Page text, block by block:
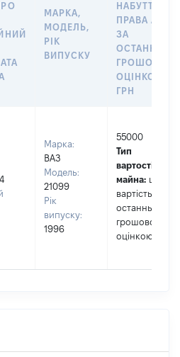
МАРКА,
МОДЕЛЬ,
РІК
ВИПУСКУ
НАБУТТЯ
ПРАВА АБО
ЗА
ГРОШОВОЮ
ОЦІНКОЮ,
ГРН
Марка:
ВАЗ
Модель:
21099
Рік
випуску:
1996
55000
Тип
вартості
майна: це
вартість за
останньою
грошовою
оцінкою